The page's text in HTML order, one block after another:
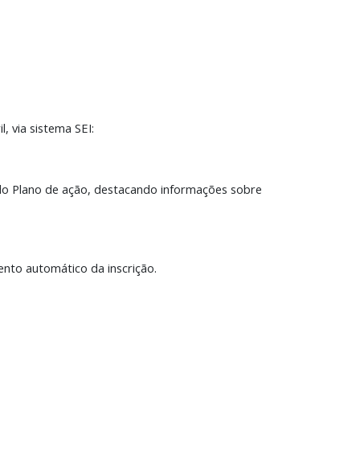
via sistema SEI:
Plano de ação, destacando informações sobre
automático da inscrição.